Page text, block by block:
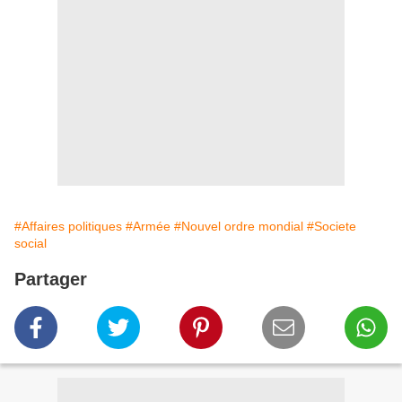
#Affaires politiques #Armée #Nouvel ordre mondial #Societe
social
Partager